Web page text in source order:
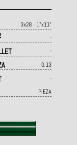
3x28 · 1"x11"
-
-
0,13
-
PIEZA